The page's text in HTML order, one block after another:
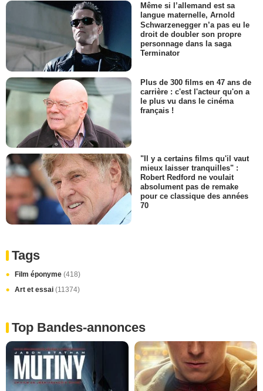
Même si l’allemand est sa
langue maternelle, Arnold
Schwarzenegger n’a pas eu le
droit de doubler son propre
personnage dans la saga
Terminator
Plus de 300 films en 47 ans de
carrière : c'est l'acteur qu'on a
le plus vu dans le cinéma
français !
"Il y a certains films qu'il vaut
mieux laisser tranquilles" :
Robert Redford ne voulait
absolument pas de remake
pour ce classique des années
70
Tags
Film éponyme (418)
Art et essai (11374)
Top Bandes-annonces